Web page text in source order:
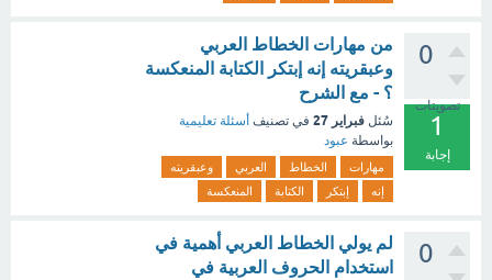
0
تصويتات
1
إجابة
من مهارات الخطاط العربي
وعبقريته إنه إبتكر الكتابة المنعكسة
؟ - مع الشرح
سُئل فبراير 27 في تصنيف أسئلة تعليمية
بواسطة عبود
مهارات الخطاط العربي
وعبقريته
إنه
إبتكر الكتابة المنعكسة
0
لم يولي الخطاط العربي أهمية في
استخدام الحروف العربية في